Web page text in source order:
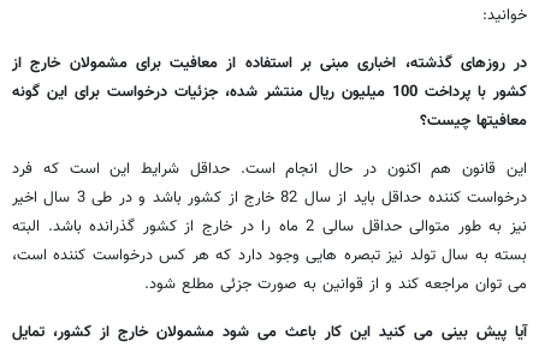
خوانید:
در روزهای گذشته، اخباری مبنی بر استفاده از معافیت برای مشمولان خارج از
کشور با پرداخت 100 میلیون ریال منتشر شده، جزئیات درخواست برای این گونه
معافیتها چیست؟
این قانون هم اکنون در حال انجام است. حداقل شرایط این است که فرد
درخواست کننده حداقل باید از سال 82 خارج از کشور باشد و در طی 3 سال اخیر
نیز به طور متوالی حداقل سالی 2 ماه را در خارج از کشور گذرانده باشد. البته
بسته به سال تولد نیز تبصره هایی وجود دارد که هر کس درخواست کننده است،
می توان مراجعه کند و از قوانین به صورت جزئی مطلع شود.
آیا پیش بینی می کنید این کار باعث می شود مشمولان خارج از کشور، تمایل